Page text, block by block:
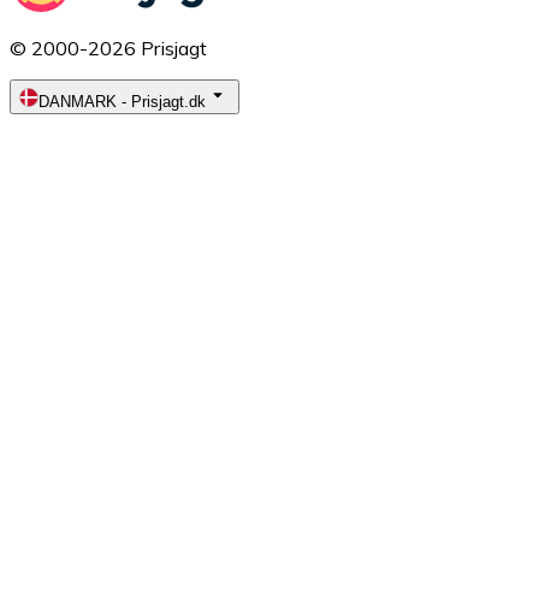
© 2000-2026 Prisjagt
DANMARK - Prisjagt.dk